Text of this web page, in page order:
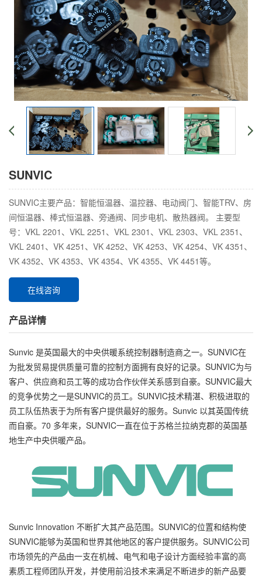
SUNVIC
SUNVIC主要产品：智能恒温器、温控器、电动阀门、智能TRV、房
间恒温器、棒式恒温器、旁通阀、同步电机、散热器阀。 主要型
号：VKL 2201、VKL 2251、VKL 2301、VKL 2303、VKL 2351、
VKL 2401、VK 4251、VK 4252、VK 4253、VK 4254、VK 4351、
VK 4352、VK 4353、VK 4354、VK 4355、VK 4451等。
在线咨询
产品详情
Sunvic 是英国最大的中央供暖系统控制器制造商之一。SUNVIC在
为批发贸易提供质量可靠的控制方面拥有良好的记录。SUNVIC为与
客户、供应商和员工等的成功合作伙伴关系感到自豪。SUNVIC最大
的竞争优势之一是SUNVIC的员工。SUNVIC技术精湛、积极进取的
员工队伍热衷于为所有客户提供最好的服务。Sunvic 以其英国传统
而自豪。70 多年来，SUNVIC一直在位于苏格兰拉纳克郡的英国基
地生产中央供暖产品。
Sunvic Innovation 不断扩大其产品范围。SUNVIC的位置和结构使
SUNVIC能够为英国和世界其他地区的客户提供服务。SUNVIC公司
市场领先的产品由一支在机械、电气和电子设计方面经验丰富的高
素质工程师团队开发，并使用前沿技术来满足不断进步的新产品要